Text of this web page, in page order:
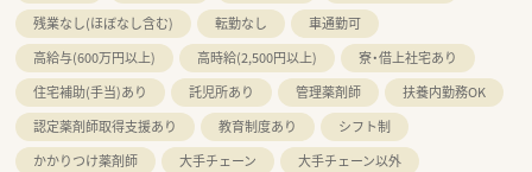
残業なし(ほぼなし含む)
転勤なし
車通勤可
高給与(600万円以上)
高時給(2,500円以上)
寮・借上社宅あり
住宅補助(手当)あり
託児所あり 管理薬剤師
扶養内勤務OK
認定薬剤師取得支援あり
教育制度あり
シフト制
かかりつけ薬剤師
大手チェーン
大手チェーン以外